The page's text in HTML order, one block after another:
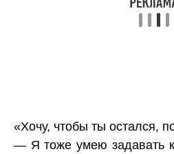
«Хочу, чтобы ты остался,
— Я тоже умею задавать